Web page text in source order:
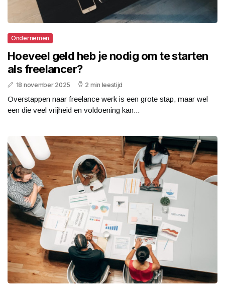
Ondernemen
Hoeveel geld heb je nodig om te starten
als freelancer?
18 november 2025 2 min leestijd
Overstappen naar freelance werk is een grote stap, maar wel
een die veel vrijheid en voldoening kan...